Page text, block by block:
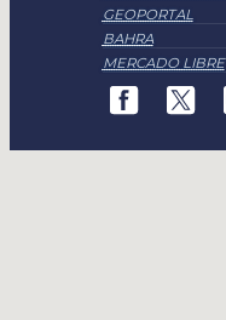
GEOPORTAL
BAHRA
MERCADO LIBRE